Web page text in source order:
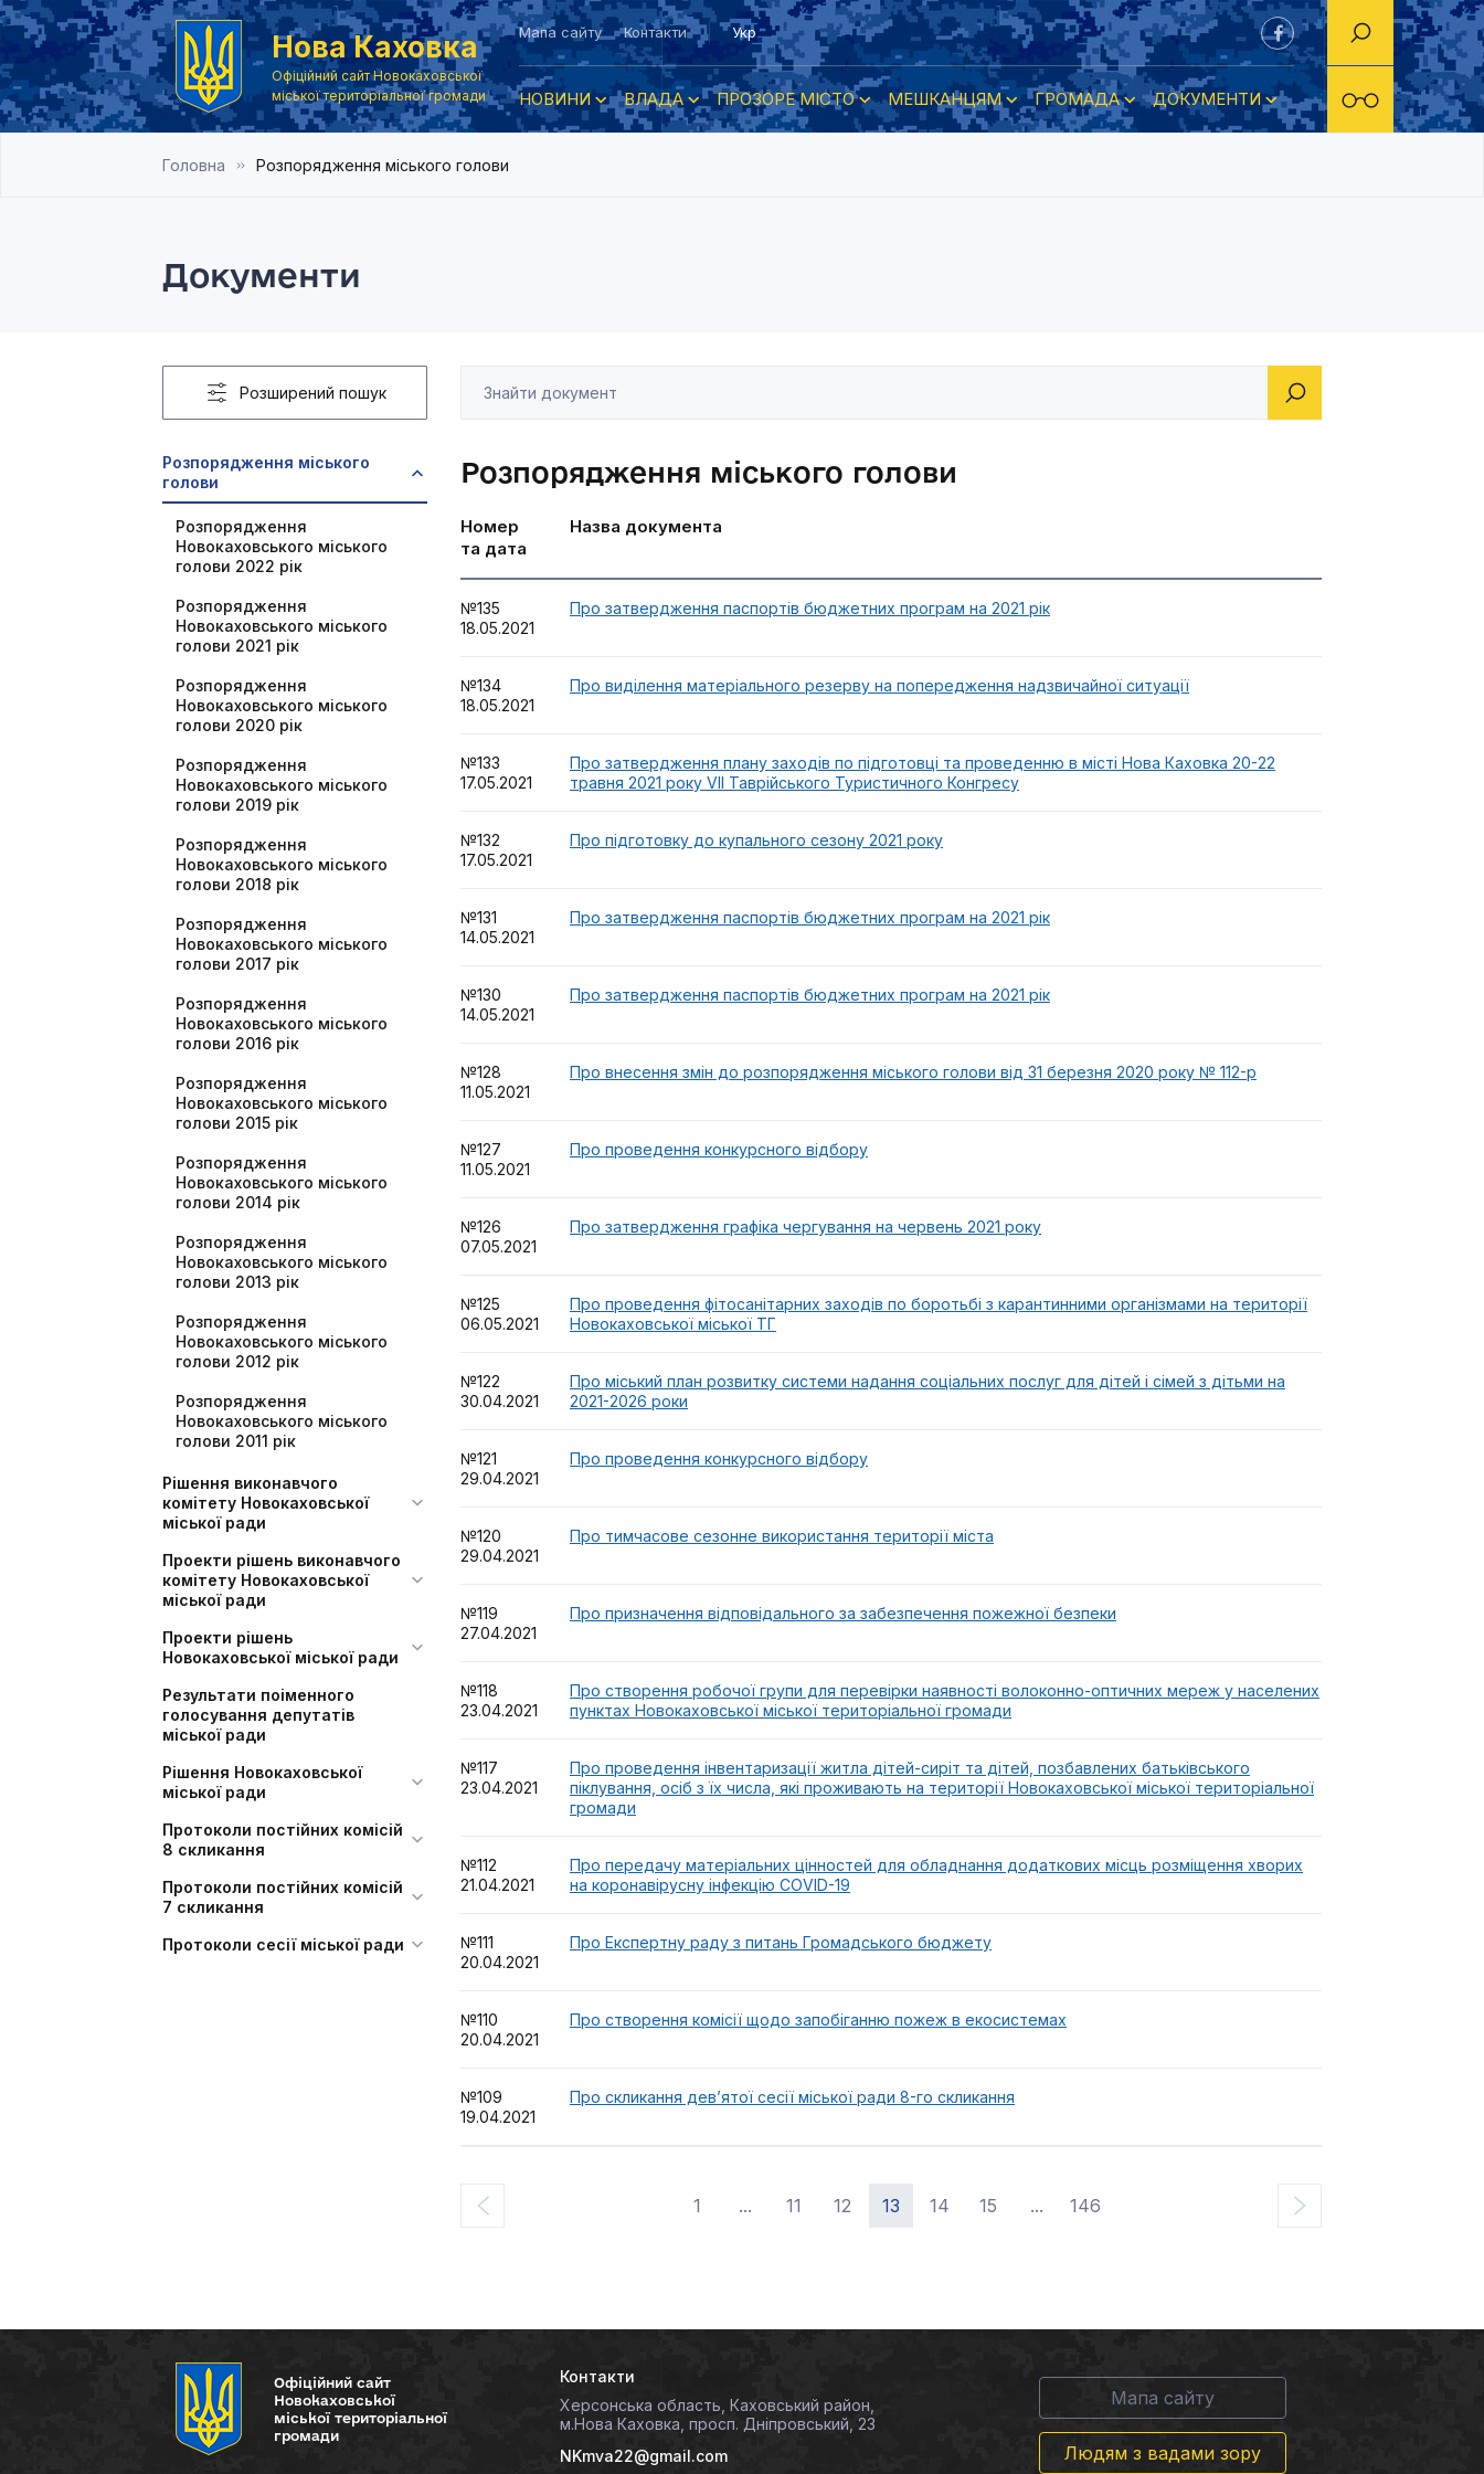
Нова Каховка
Офіційний сайт Новокаховської
міської територіальної громади
Мапа сайту Контакти Укр
НОВИНИ ВЛАДА ПРОЗОРЕ МІСТО МЕШКАНЦЯМ ГРОМАДА ДОКУМЕНТИ
Головна Розпорядження міського голови
Документи
Розширений пошук
Розпорядження міського
голови
Розпорядження
Новокаховського міського
голови 2022 рік
Розпорядження
Новокаховського міського
голови 2021 рік
Розпорядження
Новокаховського міського
голови 2020 рік
Розпорядження
Новокаховського міського
голови 2019 рік
Розпорядження
Новокаховського міського
голови 2018 рік
Розпорядження
Новокаховського міського
голови 2017 рік
Розпорядження
Новокаховського міського
голови 2016 рік
Розпорядження
Новокаховського міського
голови 2015 рік
Розпорядження
Новокаховського міського
голови 2014 рік
Розпорядження
Новокаховського міського
голови 2013 рік
Розпорядження
Новокаховського міського
голови 2012 рік
Розпорядження
Новокаховського міського
голови 2011 рік
Рішення виконавчого
комітету Новокаховської
міської ради
Проекти рішень виконавчого
комітету Новокаховської
міської ради
Проекти рішень
Новокаховської міської ради
Результати поіменного
голосування депутатів
міської ради
Рішення Новокаховської
міської ради
Протоколи постійних комісій
8 скликання
Протоколи постійних комісій
7 скликання
Протоколи сесії міської ради
Розпорядження міського голови
Номер
та дата
Назва документа
№135
18.05.2021
Про затвердження паспортів бюджетних програм на 2021 рік
№134
18.05.2021
Про виділення матеріального резерву на попередження надзвичайної ситуації
№133
17.05.2021
Про затвердження плану заходів по підготовці та проведенню в місті Нова Каховка 20-22
травня 2021 року VІІ Таврійського Туристичного Конгресу
№132
17.05.2021
Про підготовку до купального сезону 2021 року
№131
14.05.2021
Про затвердження паспортів бюджетних програм на 2021 рік
№130
14.05.2021
Про затвердження паспортів бюджетних програм на 2021 рік
№128
11.05.2021
Про внесення змін до розпорядження міського голови від 31 березня 2020 року № 112-р
№127
11.05.2021
Про проведення конкурсного відбору
№126
07.05.2021
Про затвердження графіка чергування на червень 2021 року
№125
06.05.2021
Про проведення фітосанітарних заходів по боротьбі з карантинними організмами на території
Новокаховської міської ТГ
№122
30.04.2021
Про міський план розвитку системи надання соціальних послуг для дітей і сімей з дітьми на
2021-2026 роки
№121
29.04.2021
Про проведення конкурсного відбору
№120
29.04.2021
Про тимчасове сезонне використання території міста
№119
27.04.2021
Про призначення відповідального за забезпечення пожежної безпеки
№118
23.04.2021
Про створення робочої групи для перевірки наявності волоконно-оптичних мереж у населених
пунктах Новокаховської міської територіальної громади
№117
23.04.2021
Про проведення інвентаризації житла дітей-сиріт та дітей, позбавлених батьківського
піклування, осіб з їх числа, які проживають на території Новокаховської міської територіальної
громади
№112
21.04.2021
Про передачу матеріальних цінностей для обладнання додаткових місць розміщення хворих
на коронавірусну інфекцію COVID-19
№111
20.04.2021
Про Експертну раду з питань Громадського бюджету
№110
20.04.2021
Про створення комісії щодо запобіганню пожеж в екосистемах
№109
19.04.2021
Про скликання дев’ятої сесії міської ради 8-го скликання
1 ... 11 12 13 14 15 ... 146
Офіційний сайт
Новокаховської
міської територіальної
громади
Контакти
Херсонська область, Каховський район,
м.Нова Каховка, просп. Дніпровський, 23
NKmva22@gmail.com
Мапа сайту
Людям з вадами зору